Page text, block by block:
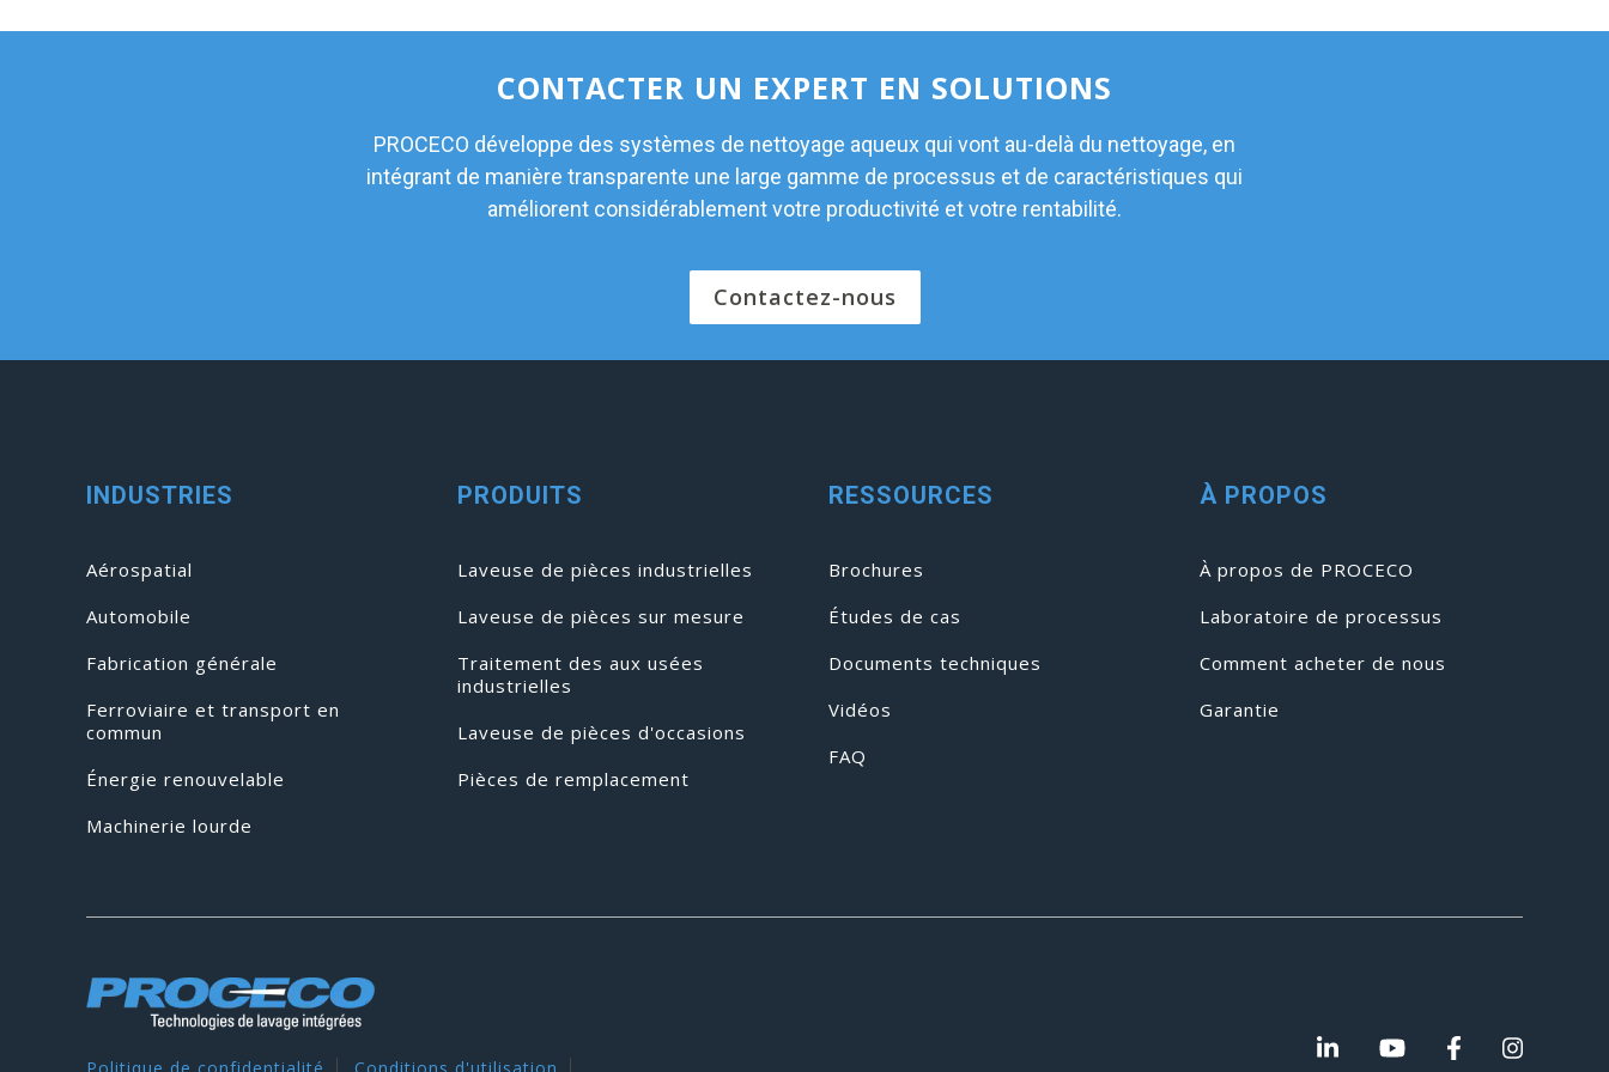
CONTACTER UN EXPERT EN SOLUTIONS
PROCECO développe des systèmes de nettoyage aqueux qui vont au-delà du nettoyage, en
intégrant de manière transparente une large gamme de processus et de caractéristiques qui
améliorent considérablement votre productivité et votre rentabilité.
Contactez-nous
INDUSTRIES
Aérospatial
Automobile
Fabrication générale
Ferroviaire et transport en
commun
Énergie renouvelable
Machinerie lourde
PRODUITS
Laveuse de pièces industrielles
Laveuse de pièces sur mesure
Traitement des aux usées
industrielles
Laveuse de pièces d'occasions
Pièces de remplacement
RESSOURCES
Brochures
Études de cas
Documents techniques
Vidéos
FAQ
À PROPOS
À propos de PROCECO
Laboratoire de processus
Comment acheter de nous
Garantie
Politique de confidentialité Conditions d'utilisation